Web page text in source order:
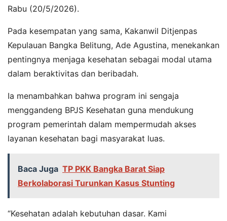
Rabu (20/5/2026).
Pada kesempatan yang sama, Kakanwil Ditjenpas
Kepulauan Bangka Belitung, Ade Agustina, menekankan
pentingnya menjaga kesehatan sebagai modal utama
dalam beraktivitas dan beribadah.
Ia menambahkan bahwa program ini sengaja
menggandeng BPJS Kesehatan guna mendukung
program pemerintah dalam mempermudah akses
layanan kesehatan bagi masyarakat luas.
Baca Juga TP PKK Bangka Barat Siap
Berkolaborasi Turunkan Kasus Stunting
“Kesehatan adalah kebutuhan dasar. Kami